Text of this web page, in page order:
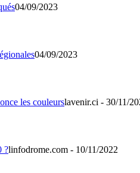
04/09/2023
04/09/2023
lavenir.ci - 30/11/
linfodrome.com - 10/11/2022